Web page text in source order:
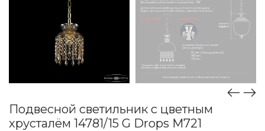
Подвесной светильник с цветным
хрусталём 14781/15 G Drops M721